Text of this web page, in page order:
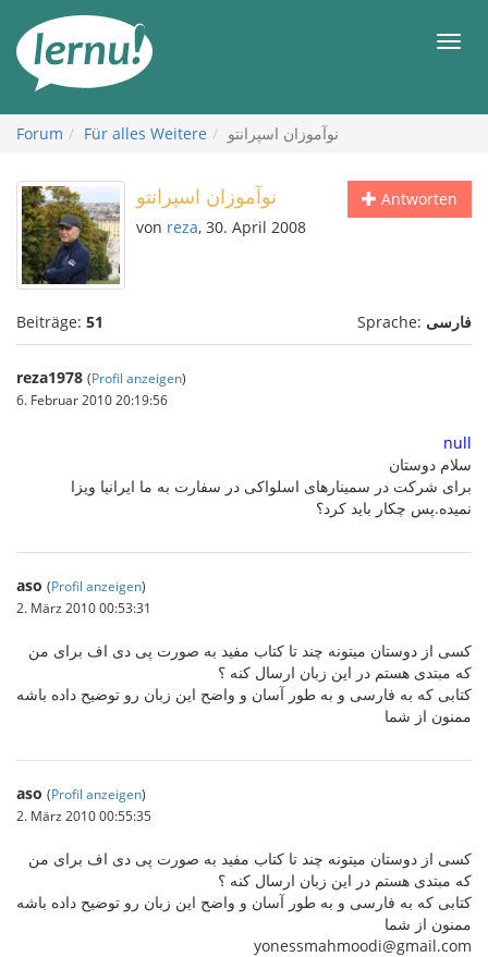
Inhalt
Forum Für alles Weitere نوآموزان اسپرانتو
Antworten نوآموزان اسپرانتو
von reza, 30. April 2008
Beiträge: 51 Sprache: فارسی
reza1978 (Profil anzeigen)
6. Februar 2010 20:19:56
null
سلام دوستان
برای شرکت در سمینارهای اسلواکی در سفارت به ما ایرانیا ویزا
نمیده.پس چکار باید کرد؟
aso (Profil anzeigen)
2. März 2010 00:53:31
کسی از دوستان میتونه چند تا کتاب مفید به صورت پی دی اف برای من
که مبتدی هستم در این زبان ارسال کنه ؟
کتابی که به فارسی و به طور آسان و واضح این زبان رو توضیح داده باشه
ممنون از شما
aso (Profil anzeigen)
2. März 2010 00:55:35
کسی از دوستان میتونه چند تا کتاب مفید به صورت پی دی اف برای من
که مبتدی هستم در این زبان ارسال کنه ؟
کتابی که به فارسی و به طور آسان و واضح این زبان رو توضیح داده باشه
ممنون از شما
yonessmahmoodi@gmail.com